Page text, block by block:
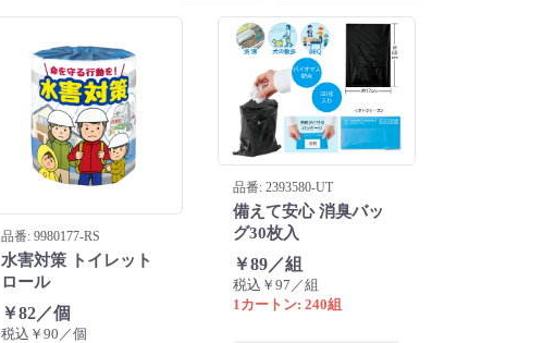
品番: 9980177-RS
水害対策 トイレット
ロール
￥82／個
税込￥90／個
品番: 2393580-UT
備えて安心 消臭バッ
グ30枚入
￥89／組
税込￥97／組
1カートン: 240組